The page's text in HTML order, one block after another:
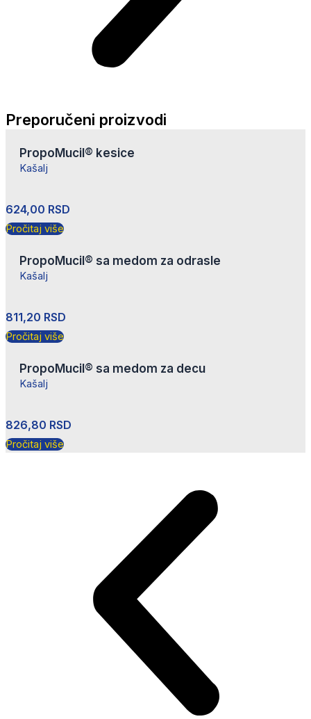
Preporučeni proizvodi
PropoMucil® kesice
Kašalj
624,00 RSD
Pročitaj više
PropoMucil® sa medom za odrasle
Kašalj
811,20 RSD
Pročitaj više
PropoMucil® sa medom za decu
Kašalj
826,80 RSD
Pročitaj više